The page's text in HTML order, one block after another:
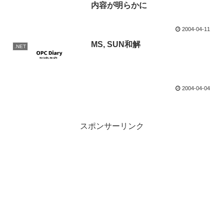
内容が明らかに
2004-04-11
.NET MS, SUN和解
2004-04-04
スポンサーリンク